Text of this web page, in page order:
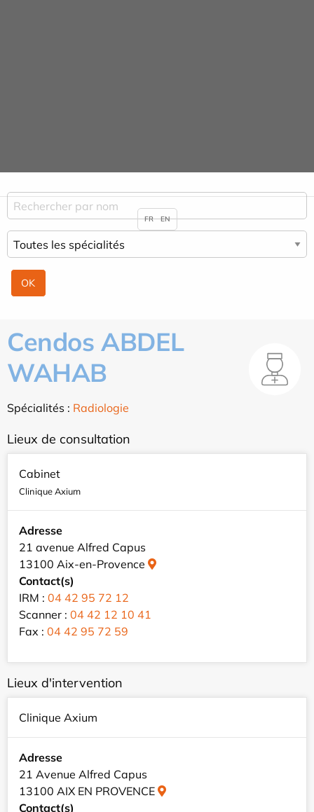
Cendos ABDEL
WAHAB
Spécialités : Radiologie
Lieux de consultation
Cabinet
Clinique Axium
Adresse
21 avenue Alfred Capus
13100 Aix-en-Provence
Contact(s)
IRM : 04 42 95 72 12
Scanner : 04 42 12 10 41
Fax : 04 42 95 72 59
Lieux d'intervention
Clinique Axium
Adresse
21 Avenue Alfred Capus
13100 AIX EN PROVENCE
Contact(s)
FR EN